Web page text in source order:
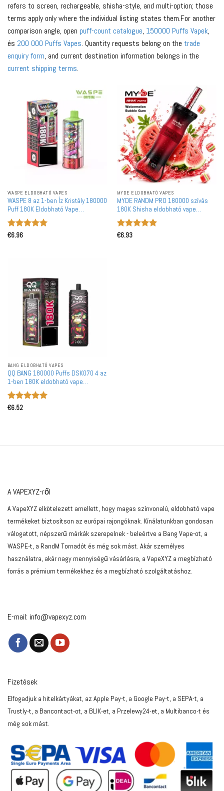
refers to screen, rechargeable, shisha-style, and multi-option; those
terms apply only where the individual listing states them.For another
comparison angle, open puff-count catalogue, 150000 Puffs Vapek,
és 200 000 Puffs Vapes. Quantity requests belong on the trade
enquiry form, and current destination information belongs in the
current shipping terms.
WASPE ELDOBHATÓ VAPES
WASPE 8 az 1-ben Íz Kristály 180000
Puff 180K Eldobható Vape
Nagykereskedelmi Tömeges
Vásárlás Újratölthető LED Kijelző
Értékelés:
€6.96
MYDE ELDOBHATÓ VAPES
MYDE RANDM PRO 180000 szívás
180K Shisha eldobható vape
nagykereskedelmi vásárlás Dual
Mode DTL
Értékelés:
€6.93
BANG ELDOBHATÓ VAPES
QQ BANG 180000 Puffs DSK070 4 az
1-ben 180K eldobható vape
nagykereskedelmi vásárlás
újratölthető LCD képernyővel
Értékelés:
€6.52
A VAPEXYZ-ről
A VapeXYZ elkötelezett amellett, hogy magas színvonalú, eldobható vape
termékeket biztosítson az európai rajongóknak. Kínálatunkban gondosan
válogatott, népszerű márkák szerepelnek - beleértve a Bang Vape-ot, a
WASPE-t, a RandM Tornadót és még sok mást. Akár személyes
használatra, akár nagy mennyiségű vásárlásra, a VapeXYZ a megbízható
forrás a prémium termékekhez és a megbízható szolgáltatáshoz.
E-mail: info@vapexyz.com
Fizetések
Elfogadjuk a hitelkártyákat, az Apple Pay-t, a Google Pay-t, a SEPA-t, a
Trustly-t, a Bancontact-ot, a BLIK-et, a Przelewy24-et, a Multibanco-t és
még sok mást.